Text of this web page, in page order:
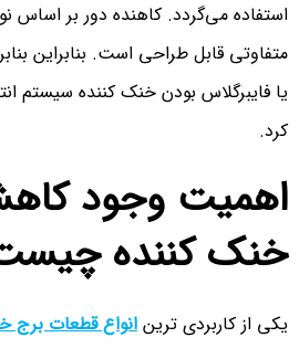
استفاده می‌گردد. کاهنده دور بر اساس
متفاوتی قابل طراحی است. بنابراین
یا فایبرگلاس بودن خنک کننده سیستم
کرد.
اهمیت وجود
خنک کننده
یکی از کاربردی ترین انواع قطعات برج